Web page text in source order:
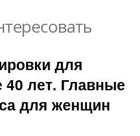
для
лет. Главные
для женщин